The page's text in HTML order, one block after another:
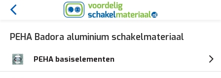
PEHA Badora aluminium schakelmateriaal
PEHA basiselementen